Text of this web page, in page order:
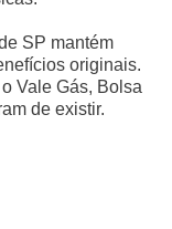
SP mantém
originais.
Vale Gás, Bolsa
de existir.